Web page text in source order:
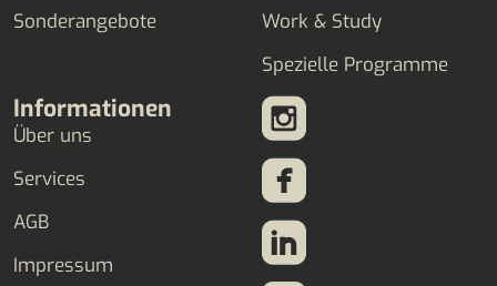
Sonderangebote
Work & Study
Spezielle Programme
Informationen
Über uns
Services
AGB
Impressum